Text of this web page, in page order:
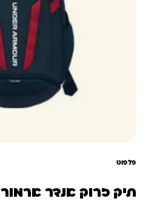
פלפוט
תיק זרוק אנדר ארמור